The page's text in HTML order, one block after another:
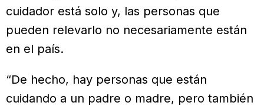
cuidador está solo y, las personas que
pueden relevarlo no necesariamente están
en el país.
“De hecho, hay personas que están
cuidando a un padre o madre, pero también